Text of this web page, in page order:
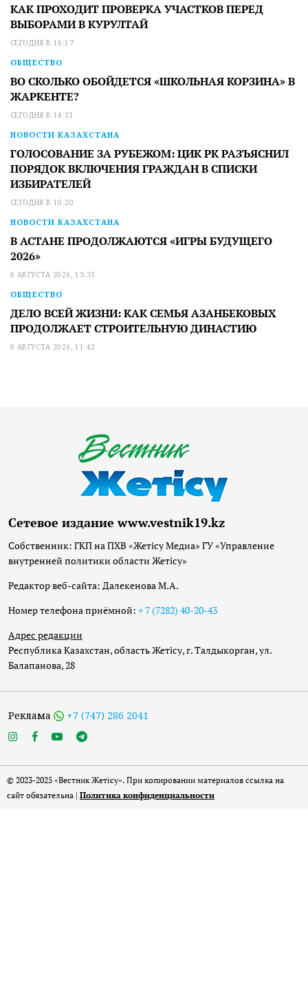
КАК ПРОХОДИТ ПРОВЕРКА УЧАСТКОВ ПЕРЕД
ВЫБОРАМИ В КУРУЛТАЙ
СЕГОДНЯ В 16:17
ОБЩЕСТВО
ВО СКОЛЬКО ОБОЙДЕТСЯ «ШКОЛЬНАЯ КОРЗИНА» В
ЖАРКЕНТЕ?
СЕГОДНЯ В 14:31
НОВОСТИ КАЗАХСТАНА
ГОЛОСОВАНИЕ ЗА РУБЕЖОМ: ЦИК РК РАЗЪЯСНИЛ
ПОРЯДОК ВКЛЮЧЕНИЯ ГРАЖДАН В СПИСКИ
ИЗБИРАТЕЛЕЙ
СЕГОДНЯ В 10:20
НОВОСТИ КАЗАХСТАНА
В АСТАНЕ ПРОДОЛЖАЮТСЯ «ИГРЫ БУДУЩЕГО
2026»
8 АВГУСТА 2026, 13:35
ОБЩЕСТВО
ДЕЛО ВСЕЙ ЖИЗНИ: КАК СЕМЬЯ АЗАНБЕКОВЫХ
ПРОДОЛЖАЕТ СТРОИТЕЛЬНУЮ ДИНАСТИЮ
8 АВГУСТА 2026, 11:42
Сетевое издание www.vestnik19.kz
Собственник: ГКП на ПХВ «Жетісу Медиа» ГУ «Управление
внутренней политики области Жетісу»
Редактор веб-сайта: Далекенова М.А.
Номер телефона приёмной: + 7 (7282) 40-20-43
Адрес редакции
Республика Казахстан, область Жетісу, г. Талдыкорган, ул.
Балапанова, 28
Реклама +7 (747) 286 2041
© 2023-2025 «Вестник Жетісу». При копировании материалов ссылка на
сайт обязательна | Политика конфиденциальности